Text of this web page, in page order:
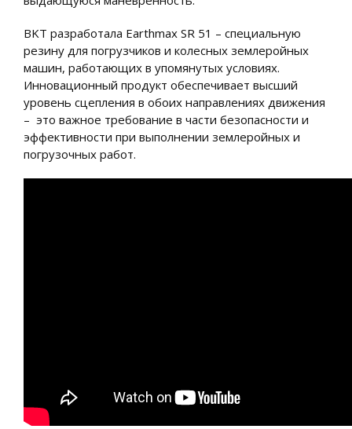
BKT разработала Earthmax SR 51 – специальную
резину для погрузчиков и колесных землеройных
машин, работающих в упомянутых условиях.
Инновационный продукт обеспечивает высший
уровень сцепления в обоих направлениях движения
– это важное требование в части безопасности и
эффективности при выполнении землеройных и
погрузочных работ.